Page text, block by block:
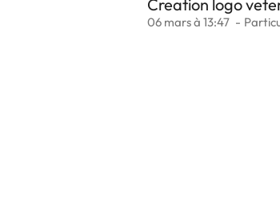
Creation logo
06 mars à 13:47